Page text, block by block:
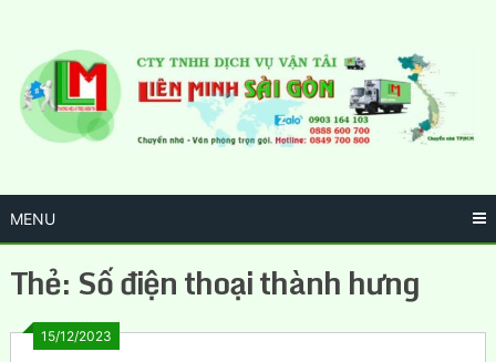
content
MENU
Thẻ: Số điện thoại thành hưng
15/12/2023